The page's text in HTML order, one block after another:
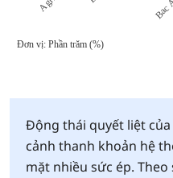
Động thái quyết liệt
cảnh thanh khoản hệ
mặt nhiều sức ép.